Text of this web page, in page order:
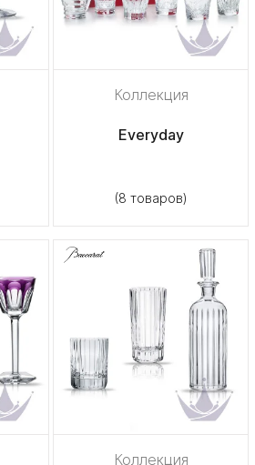
Коллекция
Everyday
(8 товаров)
Коллекция